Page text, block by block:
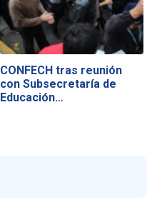
CONFECH tras reunión
con Subsecretaría de
Educación…